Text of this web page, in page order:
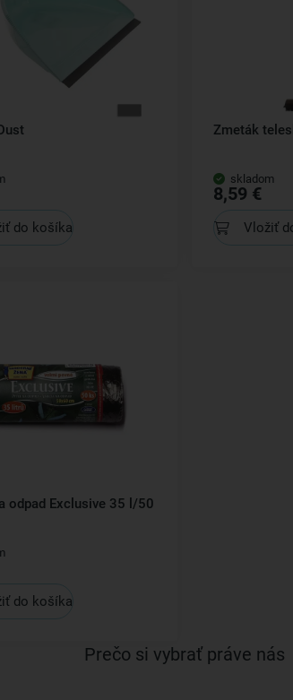
do košíka
Zmeták
skladom
8,59 €
Vložiť
odpad Exclusive 35 l/50
do košíka
Prečo si vybrať práve nás